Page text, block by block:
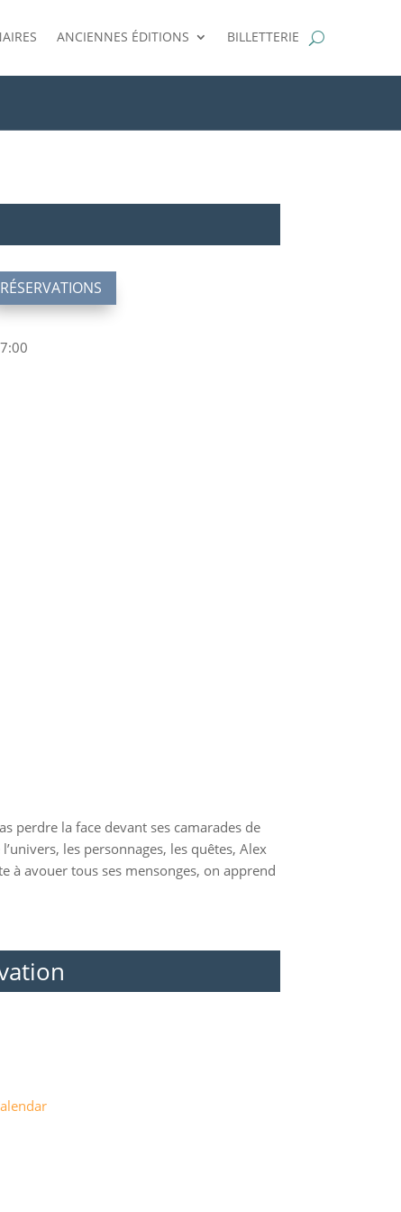
ANCIENNES ÉDITIONS BILLETTERIE
RÉSERVATIONS
perdre la face devant ses camarades de
les personnages, les quêtes, Alex
à avouer tous ses mensonges, on apprend